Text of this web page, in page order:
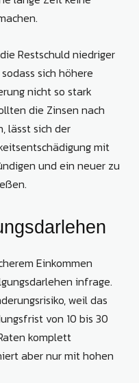
Restschuld niedriger
sich höhere
nicht so stark
die Zinsen nach
lässt sich der
mit
und ein neuer zu
Einkommen
infrage.
weil das
von 10 bis 30
komplett
aber nur mit hohen